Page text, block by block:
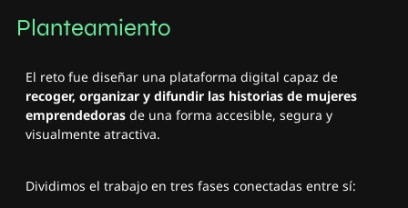
Planteamiento
El reto fue diseñar una plataforma digital capaz de
recoger, organizar y difundir las historias de mujeres
emprendedorasde una forma accesible, segura y
visualmente atractiva.
Dividimos el trabajo en tres fases conectadas entre sí: